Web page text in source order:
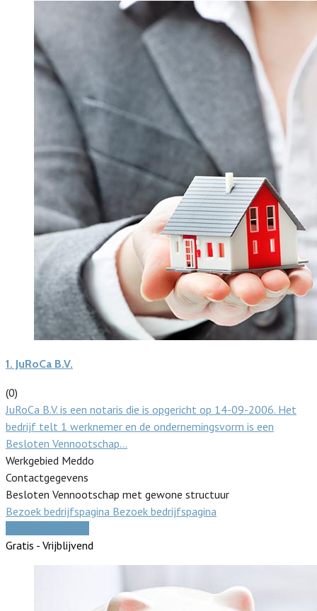
1. JuRoCa B.V.
(0)
JuRoCa B.V. is een notaris die is opgericht op 14-09-2006. Het
bedrijf telt 1 werknemer en de ondernemingsvorm is een
Besloten Vennootschap…
Werkgebied Meddo
Contactgegevens
Besloten Vennootschap met gewone structuur
Bezoek bedrijfspagina Bezoek bedrijfspagina
Gratis - Vrijblijvend